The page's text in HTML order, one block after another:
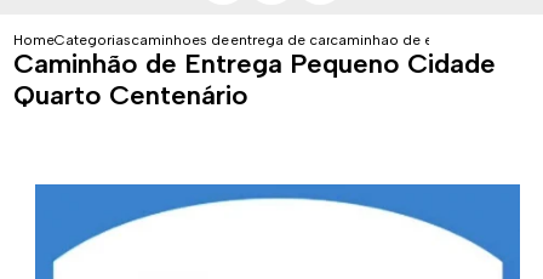
HomeCategoriascaminhoes de entregaentrega de caminhao sao paulo
caminhao de entrega
Caminhão de Entrega Pequeno Cidade
Quarto Centenário